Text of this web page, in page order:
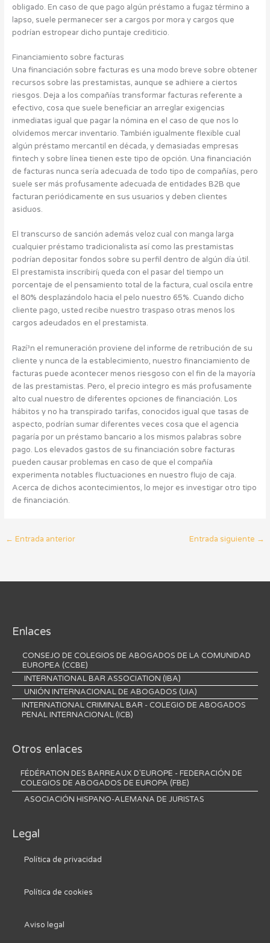
obligado. En caso de que pago algún préstamo a fugaz término a
lapso, suele permanecer ser a cargos por mora y cargos que
podrían estropear dicho puntaje crediticio.
Financiamiento sobre facturas
Una financiación sobre facturas es una modo breve sobre obtener
recursos sobre las prestamistas, aunque se adhiere a ciertos
riesgos. Deja a los compañías transformar facturas referente a
efectivo, cosa que suele beneficiar an arreglar exigencias
inmediatas igual que pagar la nómina en el caso de que nos lo
olvidemos mercar inventario. También igualmente flexible cual
algún préstamo mercantil en década, y demasiadas empresas
fintech y sobre línea tienen este tipo de opción. Una financiación
de facturas nunca serí­a adecuada de todo tipo de compañías, pero
suele ser más profusamente adecuada de entidades B2B que
facturan periódicamente en sus usuarios y deben clientes
asiduos.
El transcurso de sanción además veloz cual con manga larga
cualquier préstamo tradicionalista así­ como las prestamistas
podrían depositar fondos sobre su perfil dentro de algún día útil.
El prestamista inscribirí¡ queda con el pasar del tiempo un
porcentaje de el pensamiento total de la factura, cual oscila entre
el 80% desplazándolo hacia el pelo nuestro 65%. Cuando dicho
cliente pago, usted recibe nuestro traspaso otras menos los
cargos adeudados en el prestamista.
Razí³n el remuneración proviene del informe de retribución de su
cliente y nunca de la establecimiento, nuestro financiamiento de
facturas puede acontecer menos riesgoso con el fin de la mayoría
de las prestamistas. Pero, el precio integro es más profusamente
alto cual nuestro de diferentes opciones de financiación. Los
hábitos y no ha transpirado tarifas, conocidos igual que tasas de
aspecto, podrían sumar diferentes veces cosa que el agencia
pagaría por un préstamo bancario a los mismos palabras sobre
pago. Los elevados gastos de su financiación sobre facturas
pueden causar problemas en caso de que el compañía
experimenta notables fluctuaciones en nuestro flujo de caja.
Acerca de dichos acontecimientos, lo mejor es investigar otro tipo
de financiación.
← Entrada anterior Entrada siguiente →
Enlaces
CONSEJO DE COLEGIOS DE ABOGADOS DE LA COMUNIDAD
EUROPEA (CCBE)
INTERNATIONAL BAR ASSOCIATION (IBA)
UNIÓN INTERNACIONAL DE ABOGADOS (UIA)
INTERNATIONAL CRIMINAL BAR - COLEGIO DE ABOGADOS
PENAL INTERNACIONAL (ICB)
Otros enlaces
FÉDÉRATION DES BARREAUX D'EUROPE - FEDERACIÓN DE
COLEGIOS DE ABOGADOS DE EUROPA (FBE)
ASOCIACIÓN HISPANO-ALEMANA DE JURISTAS
Legal
Política de privacidad
Política de cookies
Aviso legal